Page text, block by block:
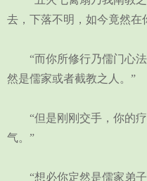
去，下落不明，如今竟然在
“而你所修行乃儒门心法
然是儒家或者截教之人。”
“但是刚刚交手，你的疗
气。”
“想必你定然是儒家弟子